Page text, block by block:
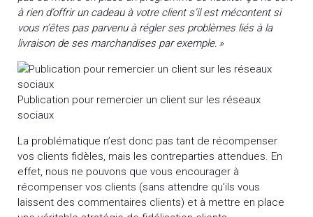
à rien d’offrir un cadeau à votre client s’il est mécontent si
vous n’êtes pas parvenu à régler ses problèmes liés à la
livraison de ses marchandises par exemple. »
Publication pour remercier un client sur les réseaux
sociaux
La problématique n’est donc pas tant de récompenser
vos clients fidèles, mais les contreparties attendues. En
effet, nous ne pouvons que vous encourager à
récompenser vos clients (sans attendre qu’ils vous
laissent des commentaires clients) et à mettre en place